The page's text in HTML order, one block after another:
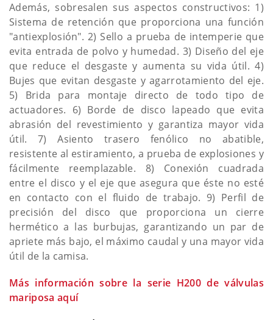
Además, sobresalen sus aspectos constructivos: 1)
Sistema de retención que proporciona una función
"antiexplosión". 2) Sello a prueba de intemperie que
evita entrada de polvo y humedad. 3) Diseño del eje
que reduce el desgaste y aumenta su vida útil. 4)
Bujes que evitan desgaste y agarrotamiento del eje.
5) Brida para montaje directo de todo tipo de
actuadores. 6) Borde de disco lapeado que evita
abrasión del revestimiento y garantiza mayor vida
útil. 7) Asiento trasero fenólico no abatible,
resistente al estiramiento, a prueba de explosiones y
fácilmente reemplazable. 8) Conexión cuadrada
entre el disco y el eje que asegura que éste no esté
en contacto con el fluido de trabajo. 9) Perfil de
precisión del disco que proporciona un cierre
hermético a las burbujas, garantizando un par de
apriete más bajo, el máximo caudal y una mayor vida
útil de la camisa.
Más información sobre la serie H200 de válvulas
mariposa aquí